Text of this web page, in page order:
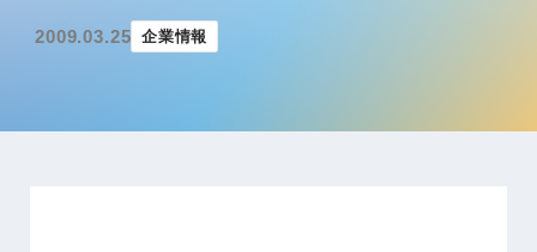
2009.03.25 企業情報